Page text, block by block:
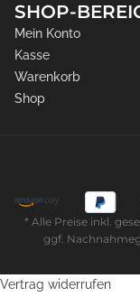
SHOP-
Mein Konto
Kasse
Warenkorb
Shop
* Alle Preise inkl.
ggf.
Vertrag widerrufen